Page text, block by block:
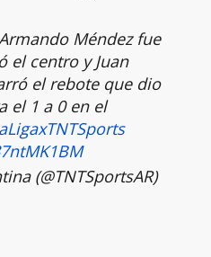
Méndez fue
el centro y Juan
el rebote que dio
el 1 a 0 en el
(@TNTSportsAR)